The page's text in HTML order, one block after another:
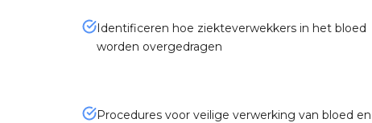
Identificeren hoe ziekteverwekkers in het bloed
worden overgedragen
Procedures voor veilige verwerking van bloed en